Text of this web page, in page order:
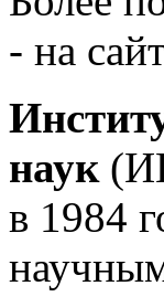
- на
наук
в 1984